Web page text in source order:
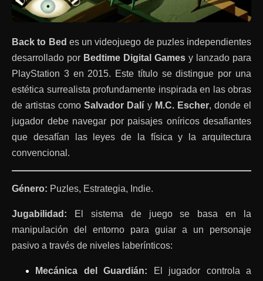
Back to Bed es un videojuego de puzles independientes
desarrollado por Bedtime Digital Games y lanzado para
PlayStation 3 en 2015. Este título se distingue por una
estética surrealista profundamente inspirada en las obras
de artistas comoSalvador Dalí y M.C. Escher, donde el
jugador debe navegar por paisajes oníricos desafiantes
que desafían las leyes de la física y la arquitectura
convencional.
Género: Puzles, Estrategia, Indie.
Jugabilidad: El sistema de juego se basa en la
manipulación del entorno para guiar a un personaje
pasivo a través de niveles laberínticos:
Mecánica del Guardián: El jugador controla a